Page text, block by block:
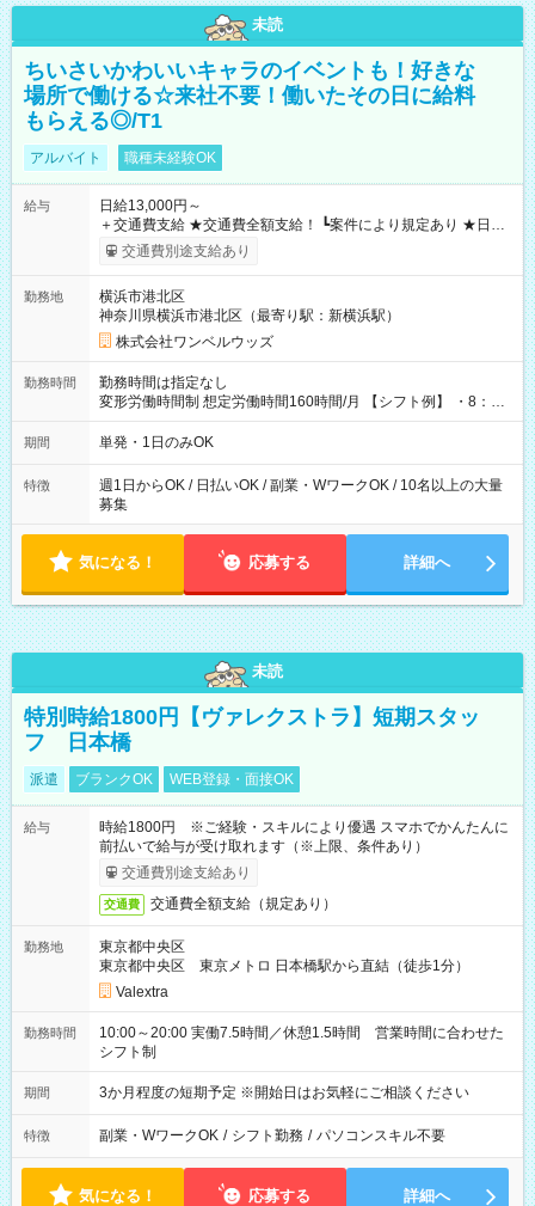
未読
ちいさいかわいいキャラのイベントも！好きな
場所で働ける☆来社不要！働いたその日に給料
もらえる◎/T1
アルバイト 職種未経験OK
給与
日給13,000円～
＋交通費支給 ★交通費全額支給！ ┗案件により規定あり ★日払
いOK！（規定あり） ┗働いたその日に現金GET♪ お仕事後はコ
ンビニATMから 日払い分を引き落とせます！ 【試用期間】試
交通費別途支給あり
勤務地
横浜市港北区
神奈川県横浜市港北区（最寄り駅：新横浜駅）
株式会社ワンベルウッズ
勤務時間
勤務時間は指定なし
変形労働時間制 想定労働時間160時間/月 【シフト例】 ・8：00
～21：00
期間 単発・1日のみOK
特徴
週1日からOK / 日払いOK / 副業・WワークOK / 10名以上の大量
募集
気になる！ 応募する 詳細へ
未読
特別時給1800円【ヴァレクストラ】短期スタッ
フ 日本橋
派遣 ブランクOK WEB登録・面接OK
給与
時給1800円 ※ご経験・スキルにより優遇 スマホでかんたんに
前払いで給与が受け取れます（※上限、条件あり）
交通費別途支給あり
交通費 交通費全額支給（規定あり）
勤務地
東京都中央区
東京都中央区 東京メトロ 日本橋駅から直結（徒歩1分）
Valextra
勤務時間
10:00～20:00 実働7.5時間／休憩1.5時間 営業時間に合わせた
シフト制
期間 3か月程度の短期予定 ※開始日はお気軽にご相談ください
特徴 副業・WワークOK / シフト勤務 / パソコンスキル不要
気になる！ 応募する 詳細へ